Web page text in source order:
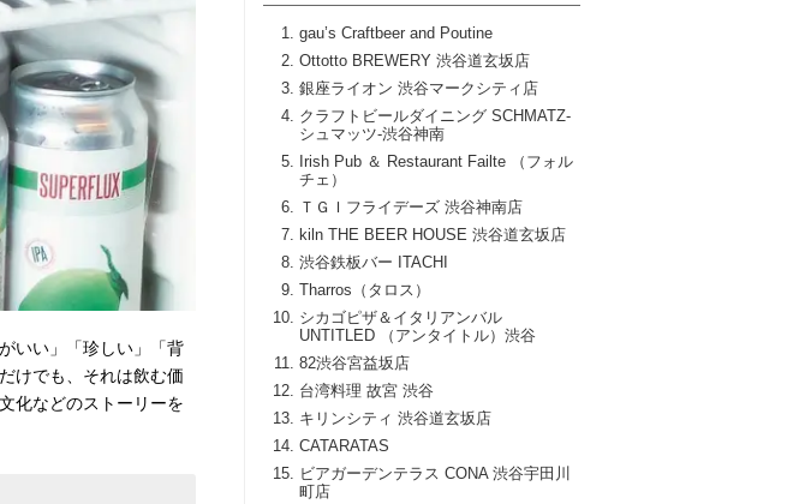
gau’s Craftbeer and Poutine
Ottotto BREWERY 渋谷道玄坂店
銀座ライオン 渋谷マークシティ店
クラフトビールダイニング SCHMATZ‐
シュマッツ‐渋谷神南
Irish Pub ＆ Restaurant Failte （フォル
チェ）
ＴＧＩフライデーズ 渋谷神南店
kiln THE BEER HOUSE 渋谷道玄坂店
渋谷鉄板バー ITACHI
Tharros（タロス）
シカゴピザ＆イタリアンバル
UNTITLED （アンタイトル）渋谷
82渋谷宮益坂店
台湾料理 故宮 渋谷
キリンシティ 渋谷道玄坂店
CATARATAS
ビアガーデンテラス CONA 渋谷宇田川
町店
いい」「珍しい」「背
けでも、それは飲む価
化などのストーリーを